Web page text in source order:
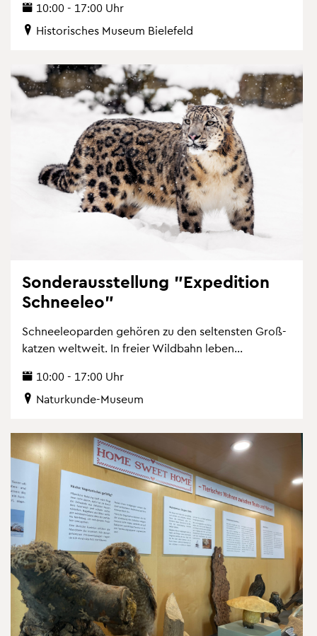
10:00 - 17:00 Uhr
His­to­ri­sches Mu­se­um Bie­le­feld
Son­der­aus­stel­lung "Ex­pe­di­ti­on
Schnee­leo"
Schnee­leo­par­den ge­hö­ren zu den sel­tens­ten Gro­ß­
kat­zen welt­weit. In frei­er Wild­bahn leben...
10:00 - 17:00 Uhr
Na­tur­kun­de-Mu­se­um